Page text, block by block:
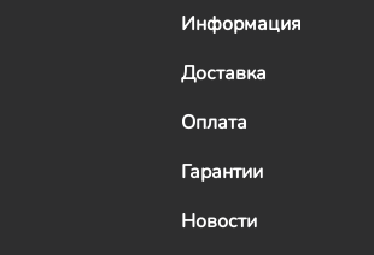
Информация
Доставка
Оплата
Гарантии
Новости